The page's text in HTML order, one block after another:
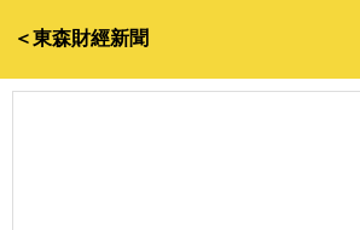
＜東森財經新聞